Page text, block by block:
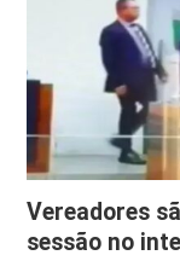
Vereadores
sessão no